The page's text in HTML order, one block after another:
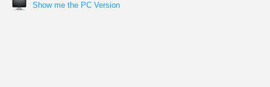
Show me the PC Version